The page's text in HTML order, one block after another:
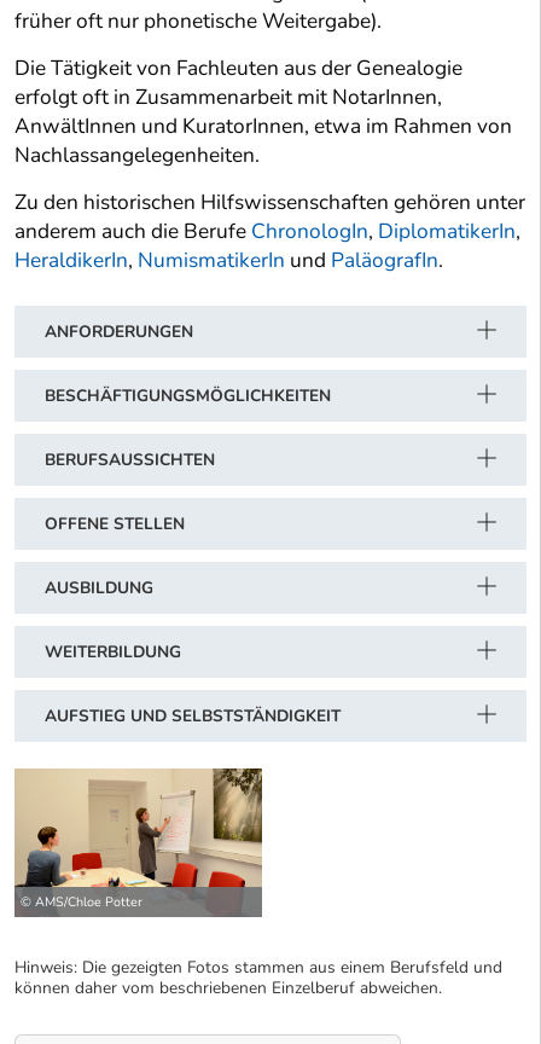
früher oft nur phonetische Weitergabe).
Die Tätigkeit von Fachleuten aus der Genealogie
erfolgt oft in Zusammenarbeit mit NotarInnen,
AnwältInnen und KuratorInnen, etwa im Rahmen von
Nachlassangelegenheiten.
Zu den historischen Hilfswissenschaften gehören unter
anderem auch die Berufe ChronologIn, DiplomatikerIn,
HeraldikerIn, NumismatikerIn und PaläografIn.
ANFORDERUNGEN
BESCHÄFTIGUNGSMÖGLICHKEITEN
BERUFSAUSSICHTEN
OFFENE STELLEN
AUSBILDUNG
WEITERBILDUNG
AUFSTIEG UND SELBSTSTÄNDIGKEIT
© AMS/Chloe Potter
Hinweis: Die gezeigten Fotos stammen aus einem Berufsfeld und
können daher vom beschriebenen Einzelberuf abweichen.